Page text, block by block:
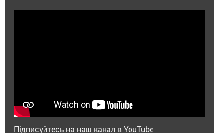
Підписуйтесь на наш канал в YouTube